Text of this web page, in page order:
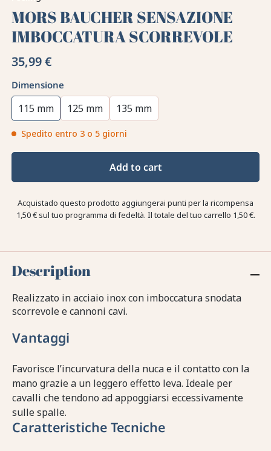
MORS BAUCHER SENSAZIONE
IMBOCCATURA SCORREVOLE
35,99 €
Dimensione
115 mm 125 mm 135 mm
Spedito entro 3 o 5 giorni
Add to cart
Acquistado questo prodotto aggiungerai punti per la ricompensa
1,50 €sul tuo programma di fedeltà. Il totale del tuo carrello 1,50 €.
Description
Realizzato in acciaio inox con imboccatura snodata
scorrevole e cannoni cavi.
Vantaggi
Favorisce l’incurvatura della nuca e il contatto con la
mano grazie a un leggero effetto leva. Ideale per
cavalli che tendono ad appoggiarsi eccessivamente
sulle spalle.
Caratteristiche Tecniche